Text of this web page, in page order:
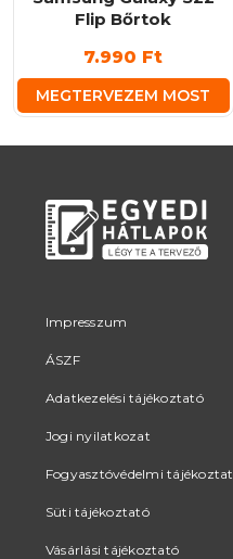
Flip Bőrtok
7.990 Ft
MEGTERVEZEM MOST
Impresszum
ÁSZF
Adatkezelési tájékoztató
Jogi nyilatkozat
Fogyasztóvédelmi
Süti tájékoztató
Vásárlási tájékoztató